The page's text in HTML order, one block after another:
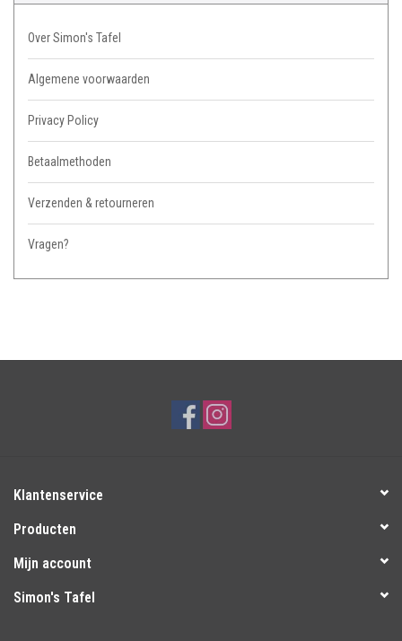
Over Simon's Tafel
Algemene voorwaarden
Privacy Policy
Betaalmethoden
Verzenden & retourneren
Vragen?
Klantenservice
Producten
Mijn account
Simon's Tafel